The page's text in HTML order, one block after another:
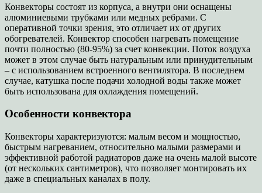
Конвекторы состоят из корпуса, а внутри они оснащены
алюминиевыми трубками или медных ребрами. С
оперативной точки зрения, это отличает их от других
обогревателей. Конвектор способен нагревать помещение
почти полностью (80-95%) за счет конвекции. Поток воздуха
может в этом случае быть натуральным или принудительным
– с использованием встроенного вентилятора. В последнем
случае, катушка после подачи холодной воды также может
быть использована для охлаждения помещений.
Особенности конвектора
Конвекторы характеризуются: малым весом и мощностью,
быстрым нагреванием, относительно малыми размерами и
эффективной работой радиаторов даже на очень малой высоте
(от нескольких сантиметров), что позволяет монтировать их
даже в специальных каналах в полу.